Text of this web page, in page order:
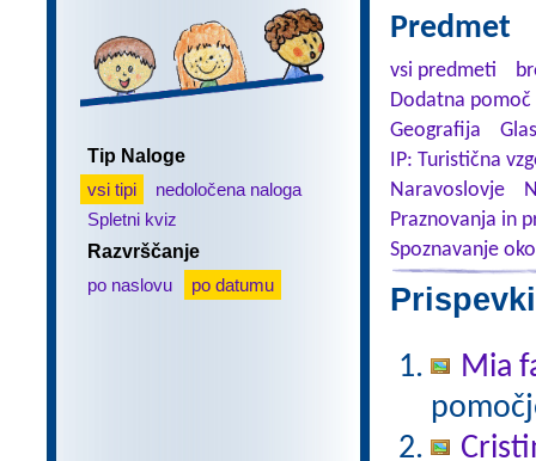
Tip Naloge
vsi tipi
nedoločena naloga
Spletni kviz
Razvrščanje
po naslovu
po datumu
Predmet
vsi predmeti
Dodatna
Geografija
IP: Turistična
Naravoslovje
Praznovanja in
Spoznavanje
Mia